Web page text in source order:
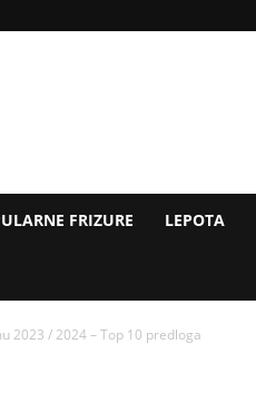
FRIZURE LEPOTA
2023 / 2024 – Top 10 predloga